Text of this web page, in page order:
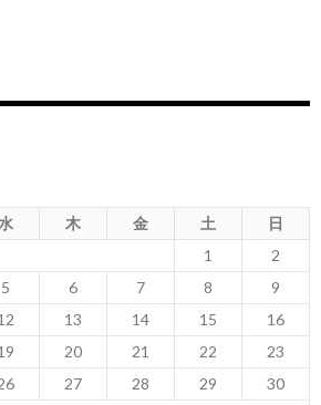
水 木 金 土
日
1
2
5 6 7 8
9
13 14 15
16
20 21 22
23
27 28 29
30